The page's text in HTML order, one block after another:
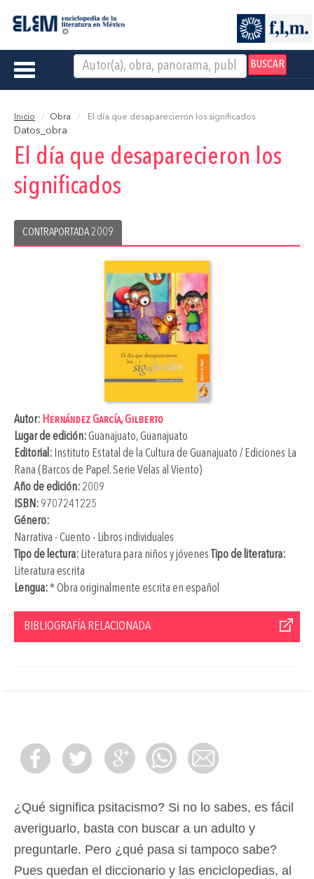
BUSCAR
Toggle
Inicio Obra El día que desaparecieron los significados
Datos_obra
El día que desaparecieron los
significados
CONTRAPORTADA 2009
Autor: Hernández García, Gilberto
Lugar de edición:Guanajuato, Guanajuato
Editorial: Instituto Estatal de la Cultura de Guanajuato / Ediciones La
Rana (Barcos de Papel. Serie Velas al Viento)
Año de edición: 2009
ISBN: 9707241225
Género:
Narrativa - Cuento - Libros individuales
Tipo de lectura: Literatura para niños y jóvenes Tipo de literatura:
Literatura escrita
Lengua:* Obra originalmente escrita en español
BIBLIOGRAFÍA RELACIONADA
¿Qué significa psitacismo? Si no lo sabes, es fácil
averiguarlo, basta con buscar a un adulto y
preguntarle. Pero ¿qué pasa si tampoco sabe?
Pues quedan el diccionario y las enciclopedias, al